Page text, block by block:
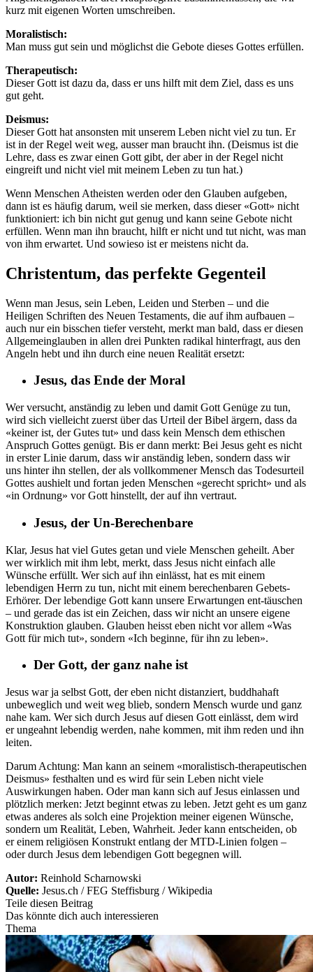
kurz mit eigenen Worten umschreiben.
Moralistisch:
Man muss gut sein und möglichst die Gebote dieses Gottes erfüllen.
Therapeutisch:
Dieser Gott ist dazu da, dass er uns hilft mit dem Ziel, dass es uns
gut geht.
Deismus:
Dieser Gott hat ansonsten mit unserem Leben nicht viel zu tun. Er
ist in der Regel weit weg, ausser man braucht ihn. (Deismus ist die
Lehre, dass es zwar einen Gott gibt, der aber in der Regel nicht
eingreift und nicht viel mit meinem Leben zu tun hat.)
Wenn Menschen Atheisten werden oder den Glauben aufgeben,
dann ist es häufig darum, weil sie merken, dass dieser «Gott» nicht
funktioniert: ich bin nicht gut genug und kann seine Gebote nicht
erfüllen. Wenn man ihn braucht, hilft er nicht und tut nicht, was man
von ihm erwartet. Und sowieso ist er meistens nicht da.
Christentum, das perfekte Gegenteil
Wenn man Jesus, sein Leben, Leiden und Sterben – und die
Heiligen Schriften des Neuen Testaments, die auf ihm aufbauen –
auch nur ein bisschen tiefer versteht, merkt man bald, dass er diesen
Allgemeinglauben in allen drei Punkten radikal hinterfragt, aus den
Angeln hebt und ihn durch eine neuen Realität ersetzt:
Jesus, das Ende der Moral
Wer versucht, anständig zu leben und damit Gott Genüge zu tun,
wird sich vielleicht zuerst über das Urteil der Bibel ärgern, dass da
«keiner ist, der Gutes tut» und dass kein Mensch dem ethischen
Anspruch Gottes genügt. Bis er dann merkt: Bei Jesus geht es nicht
in erster Linie darum, dass wir anständig leben, sondern dass wir
uns hinter ihn stellen, der als vollkommener Mensch das Todesurteil
Gottes aushielt und fortan jeden Menschen «gerecht spricht» und als
«in Ordnung» vor Gott hinstellt, der auf ihn vertraut.
Jesus, der Un-Berechenbare
Klar, Jesus hat viel Gutes getan und viele Menschen geheilt. Aber
wer wirklich mit ihm lebt, merkt, dass Jesus nicht einfach alle
Wünsche erfüllt. Wer sich auf ihn einlässt, hat es mit einem
lebendigen Herrn zu tun, nicht mit einem berechenbaren Gebets-
Erhörer. Der lebendige Gott kann unsere Erwartungen ent-täuschen
– und gerade das ist ein Zeichen, dass wir nicht an unsere eigene
Konstruktion glauben. Glauben heisst eben nicht vor allem «Was
Gott für mich tut», sondern «Ich beginne, für ihn zu leben».
Der Gott, der ganz nahe ist
Jesus war ja selbst Gott, der eben nicht distanziert, buddhahaft
unbeweglich und weit weg blieb, sondern Mensch wurde und ganz
nahe kam. Wer sich durch Jesus auf diesen Gott einlässt, dem wird
er ungeahnt lebendig werden, nahe kommen, mit ihm reden und ihn
leiten.
Darum Achtung: Man kann an seinem «moralistisch-therapeutischen
Deismus» festhalten und es wird für sein Leben nicht viele
Auswirkungen haben. Oder man kann sich auf Jesus einlassen und
plötzlich merken: Jetzt beginnt etwas zu leben. Jetzt geht es um ganz
etwas anderes als solch eine Projektion meiner eigenen Wünsche,
sondern um Realität, Leben, Wahrheit. Jeder kann entscheiden, ob
er einem religiösen Konstrukt entlang der MTD-Linien folgen –
oder durch Jesus dem lebendigen Gott begegnen will.
Autor: Reinhold Scharnowski
Quelle: Jesus.ch / FEG Steffisburg / Wikipedia
Teile diesen Beitrag
Das könnte dich auch interessieren
Thema